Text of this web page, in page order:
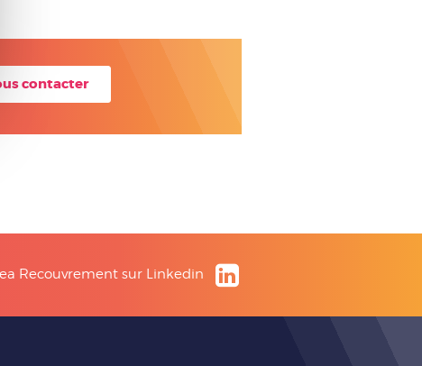
contacter
Recouvrement sur Linkedin